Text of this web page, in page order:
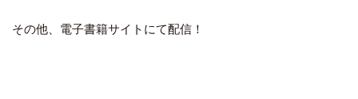
その他、電子書籍サイトにて配信！